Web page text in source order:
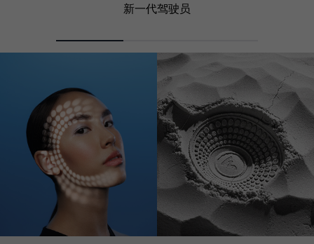
新一代驾驶员